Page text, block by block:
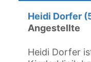
Heidi Dorfer
Angestellte
Heidi Dorfer